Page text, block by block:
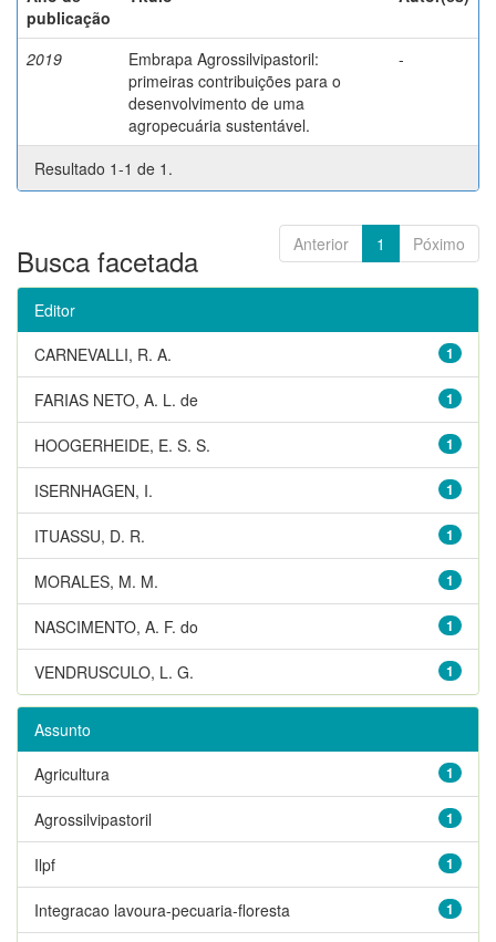
publicação
2019
Embrapa Agrossilvipastoril:
primeiras contribuições para o
desenvolvimento de uma
agropecuária sustentável.
-
Resultado 1-1 de 1.
Anterior 1 Póximo
Busca facetada
Editor
1
CARNEVALLI, R. A.
1
FARIAS NETO, A. L. de
1
HOOGERHEIDE, E. S. S.
1
ISERNHAGEN, I.
1
ITUASSU, D. R.
1
MORALES, M. M.
1
NASCIMENTO, A. F. do
1
VENDRUSCULO, L. G.
Assunto
1
Agricultura
1
Agrossilvipastoril
1
Ilpf
1
Integracao lavoura-pecuaria-floresta